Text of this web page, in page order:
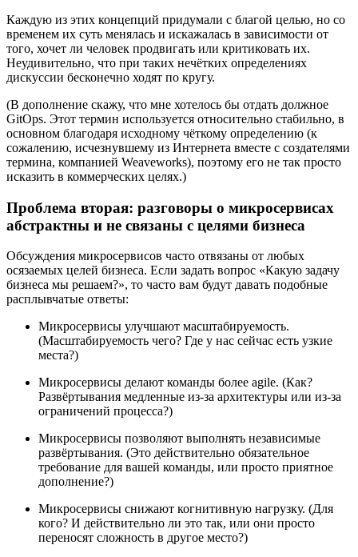
Каждую из этих концепций придумали с благой целью, но со
временем их суть менялась и искажалась в зависимости от
того, хочет ли человек продвигать или критиковать их.
Неудивительно, что при таких нечётких определениях
дискуссии бесконечно ходят по кругу.
(В дополнение скажу, что мне хотелось бы отдать должное
GitOps. Этот термин используется относительно стабильно, в
основном благодаря исходному чёткому определению (к
сожалению, исчезнувшему из Интернета вместе с создателями
термина, компанией Weaveworks), поэтому его не так просто
исказить в коммерческих целях.)
Проблема вторая: разговоры о микросервисах
абстрактны и не связаны с целями бизнеса
Обсуждения микросервисов часто отвязаны от любых
осязаемых целей бизнеса. Если задать вопрос «Какую задачу
бизнеса мы решаем?», то часто вам будут давать подобные
расплывчатые ответы:
Микросервисы улучшают масштабируемость.
(Масштабируемость чего? Где у нас сейчас есть узкие
места?)
Микросервисы делают команды более agile. (Как?
Развёртывания медленные из-за архитектуры или из-за
ограничений процесса?)
Микросервисы позволяют выполнять независимые
развёртывания. (Это действительно обязательное
требование для вашей команды, или просто приятное
дополнение?)
Микросервисы снижают когнитивную нагрузку. (Для
кого? И действительно ли это так, или они просто
переносят сложность в другое место?)